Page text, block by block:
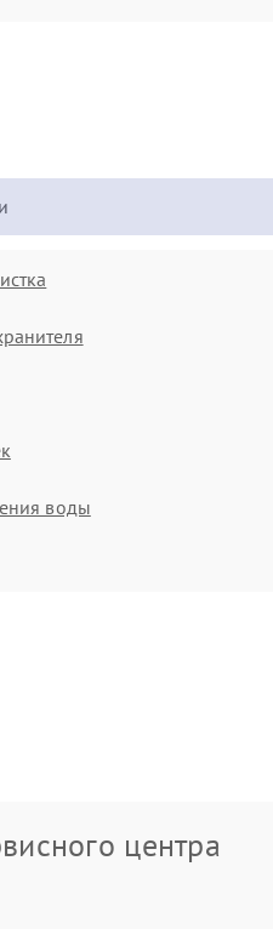
воды
центра